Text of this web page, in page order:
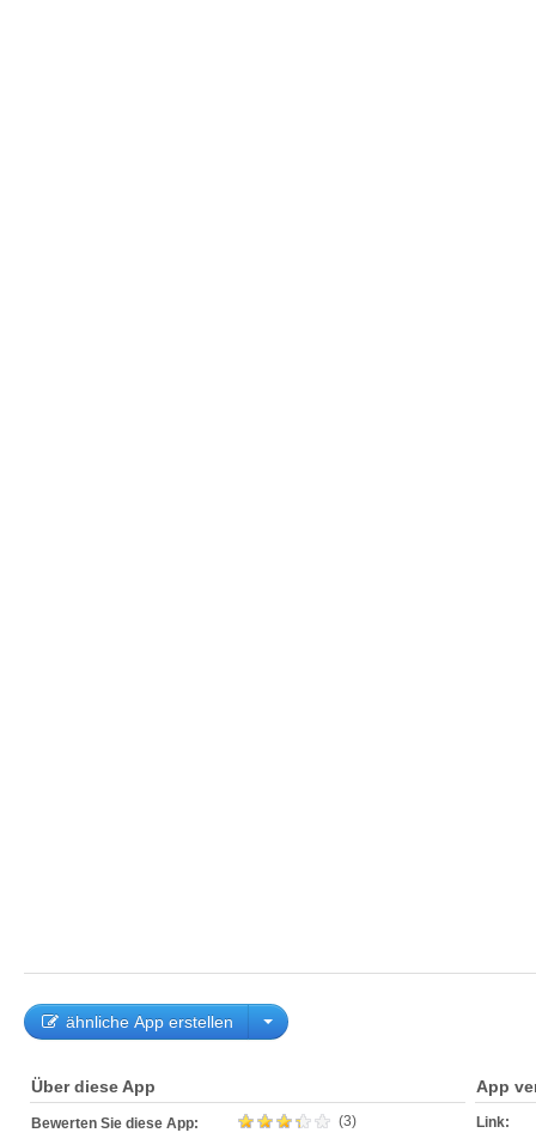
ähnliche App erstellen
Über diese App
Bewerten Sie diese App: (3)
App
Link: